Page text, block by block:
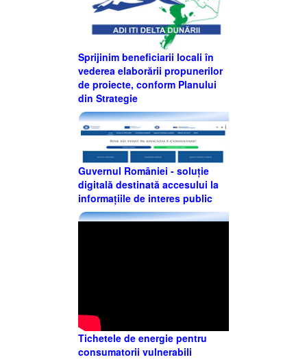
Sprijinim beneficiarii locali în
vederea elaborării propunerilor
de proiecte, conform Planului
din Strategie
Guvernul României - soluție
digitală destinată accesului la
informațiile de interes public
Tichetele de energie pentru
consumatorii vulnerabili